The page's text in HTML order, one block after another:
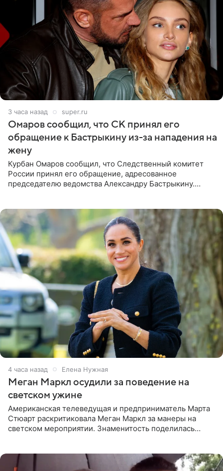
3 часа назад super.ru
Омаров сообщил, что СК принял его
обращение к Бастрыкину из-за нападения на
жену
Курбан Омаров сообщил, что Следственный комитет
России принял его обращение, адресованное
председателю ведомства Александру Бастрыкину.
4 часа назад Елена Нужная
Меган Маркл осудили за поведение на
светском ужине
Американская телеведущая и предприниматель Марта
Стюарт раскритиковала Меган Маркл за манеры на
светском мероприятии. Знаменитость поделилась